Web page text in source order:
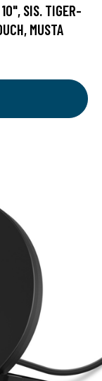
SIS. TIGER-
MUSTA